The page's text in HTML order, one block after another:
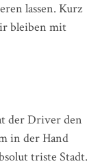
lassen. Kurz
bleiben mit
der Driver den
in der Hand
triste Stadt.